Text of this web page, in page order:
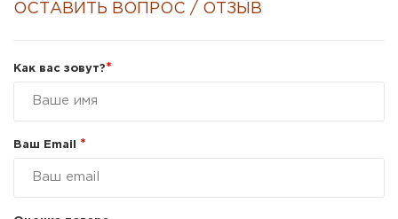
ОСТАВИТЬ ВОПРОС / ОТЗЫВ
Как вас зовут?*
Ваш Email *